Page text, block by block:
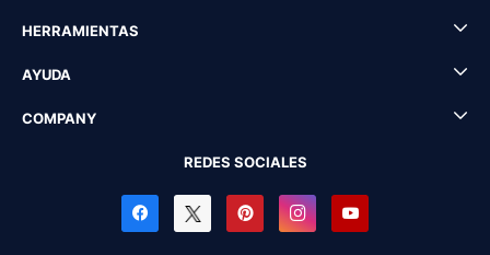
HERRAMIENTAS
AYUDA
COMPANY
REDES SOCIALES